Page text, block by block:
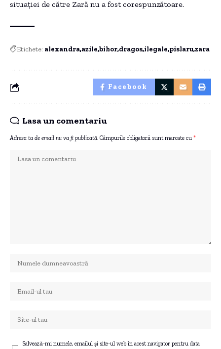
situației de către Zară nu a fost corespunzătoare.
Etichete: alexandra azile bihor dragos ilegale pislaruzara
Facebook
Lasa un comentariu
Adresa ta de email nu va fi publicată. Câmpurile obligatorii sunt marcate cu *
Salvează-mi numele, emailul și site-ul web în acest navigator pentru data